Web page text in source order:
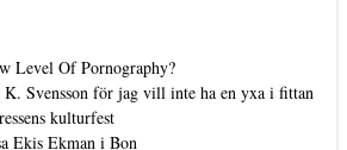
Level Of Pornography?
K. Svensson för jag vill inte ha en yxa i fittan
kulturfest
Ekis Ekman i Bon